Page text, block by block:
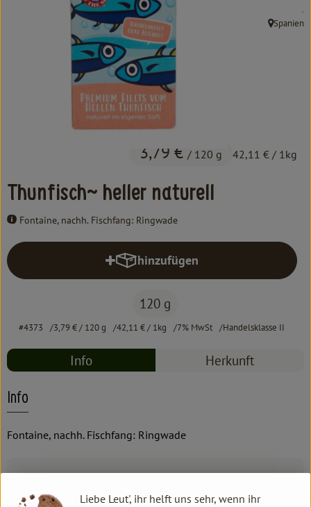
Kochen & Backen
Süß & Pikant
Erleben
Thunfisch~ heller naturell
Fontaine, nachh. Fischfang: Ringwade
3,79 € / 120 g 42,11 € / 1kg
.
, Herkunft:
Spanien
hinzufügen
Produkt zum Warenkorb
120 g
#4373 3,79 €/ 120 g 42,11 €/ 1kg 7% MwSt Handelsklasse II
Info Herkunft
Info
Fontaine, nachh. Fischfang: Ringwade
Liebe Leut', ihr helft uns sehr, wenn ihr